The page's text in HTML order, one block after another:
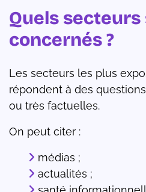
Quels
concernés ?
Les secteurs les plus
répondent à des
ou très factuelles.
On peut citer :
médias ;
actualités ;